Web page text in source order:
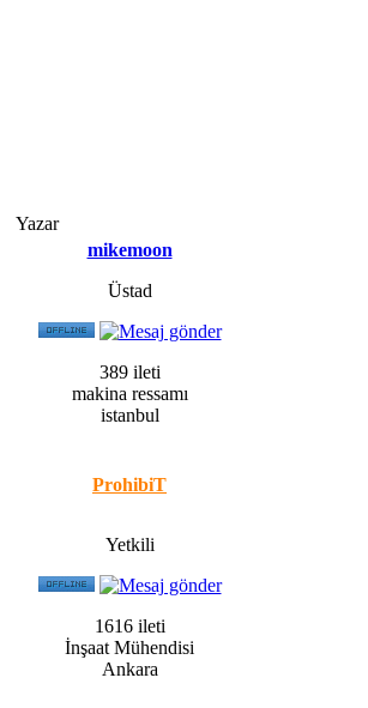
Yazar
mikemoon
Üstad
389 ileti
makina ressamı
istanbul
ProhibiT
Yetkili
1616 ileti
İnşaat Mühendisi
Ankara